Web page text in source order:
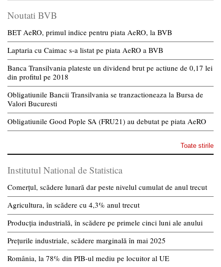
Noutati BVB
BET AeRO, primul indice pentru piata AeRO, la BVB
Laptaria cu Caimac s-a listat pe piata AeRO a BVB
Banca Transilvania plateste un dividend brut pe actiune de 0,17 lei
din profitul pe 2018
Obligatiunile Bancii Transilvania se tranzactioneaza la Bursa de
Valori Bucuresti
Obligatiunile Good Pople SA (FRU21) au debutat pe piata AeRO
Toate stirile
Institutul National de Statistica
Comerțul, scădere lunară dar peste nivelul cumulat de anul trecut
Agricultura, în scădere cu 4,3% anul trecut
Producția industrială, în scădere pe primele cinci luni ale anului
Prețurile industriale, scădere marginală în mai 2025
România, la 78% din PIB-ul mediu pe locuitor al UE